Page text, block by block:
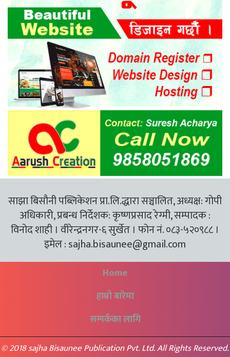
साझा बिसौनी पब्लिकेशन प्रा.लि.द्धारा सञ्चालित, अध्यक्ष: गोपी
अधिकारी, प्रबन्ध निर्देशक: कृष्णप्रसाद रेग्मी, सम्पादक :
विनोद शाही । वीरेन्द्रनगर-६ सुर्खेत । फोन नं. ०८३-५२०९८८ ।
इमेल :sajha.bisaunee@gmail.com
Home
हाम्रो बारेमा
सम्पर्कका लागि
© 2018 sajha Bisaunee Publication Pvt. Ltd. All Rights Reserved.